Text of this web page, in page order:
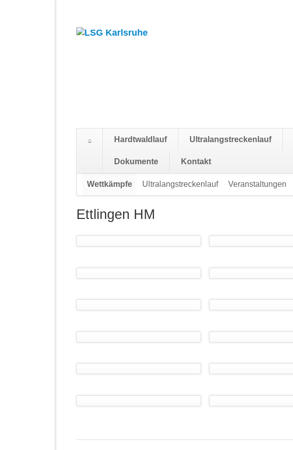
Hardtwaldlauf Ultralangstreckenlauf
Dokumente Kontakt
überspringen
Wettkämpfe Ultralangstreckenlauf Veranstaltungen
Ettlingen HM